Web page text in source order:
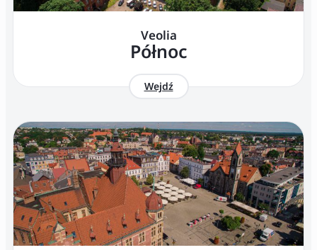
Veolia
Północ
Wejdź